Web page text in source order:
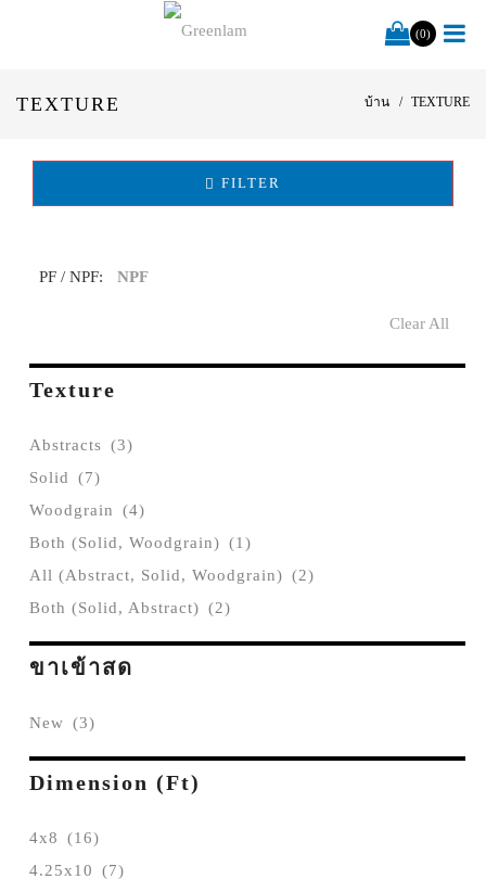
(0)
TEXTURE บ้าน TEXTURE
FILTER
PF / NPF: NPF
Clear All
Texture
Abstracts (3)
Solid
(7)
Woodgrain
(4)
Both (Solid, Woodgrain) (1)
All (Abstract, Solid, Woodgrain) (2)
Both (Solid, Abstract) (2)
ขาเข้าสด
New (3)
Dimension (ft)
4x8
(16)
4.25x10
(7)